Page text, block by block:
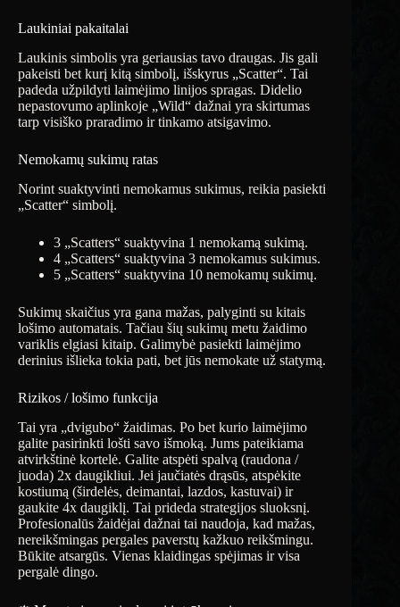
Laukiniai pakaitalai
Laukinis simbolis yra geriausias tavo draugas. Jis gali
pakeisti bet kurį kitą simbolį, išskyrus „Scatter“. Tai
padeda užpildyti laimėjimo linijos spragas. Didelio
nepastovumo aplinkoje „Wild“ dažnai yra skirtumas
tarp visiško praradimo ir tinkamo atsigavimo.
Nemokamų sukimų ratas
Norint suaktyvinti nemokamus sukimus, reikia pasiekti
„Scatter“ simbolį.
3 „Scatters“ suaktyvina 1 nemokamą sukimą.
4 „Scatters“ suaktyvina 3 nemokamus sukimus.
5 „Scatters“ suaktyvina 10 nemokamų sukimų.
Sukimų skaičius yra gana mažas, palyginti su kitais
lošimo automatais. Tačiau šių sukimų metu žaidimo
variklis elgiasi kitaip. Galimybė pasiekti laimėjimo
derinius išlieka tokia pati, bet jūs nemokate už statymą.
Rizikos / lošimo funkcija
Tai yra „dvigubo“ žaidimas. Po bet kurio laimėjimo
galite pasirinkti lošti savo išmoką. Jums pateikiama
atvirkštinė kortelė. Galite atspėti spalvą (raudona /
juoda) 2x daugikliui. Jei jaučiatės drąsūs, atspėkite
kostiumą (širdelės, deimantai, lazdos, kastuvai) ir
gaukite 4x daugiklį. Tai prideda strategijos sluoksnį.
Profesionalūs žaidėjai dažnai tai naudoja, kad mažas,
nereikšmingas pergales paverstų kažkuo reikšmingu.
Būkite atsargūs. Vienas klaidingas spėjimas ir visa
pergalė dingo.